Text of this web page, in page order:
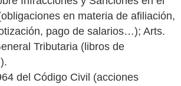
en materia de afiliación,
pago de salarios…); Arts.
Tributaria (libros de
del Código Civil (acciones